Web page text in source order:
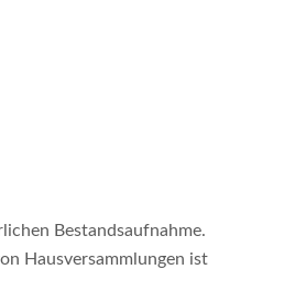
Bestandsaufnahme.
Hausversammlungen ist